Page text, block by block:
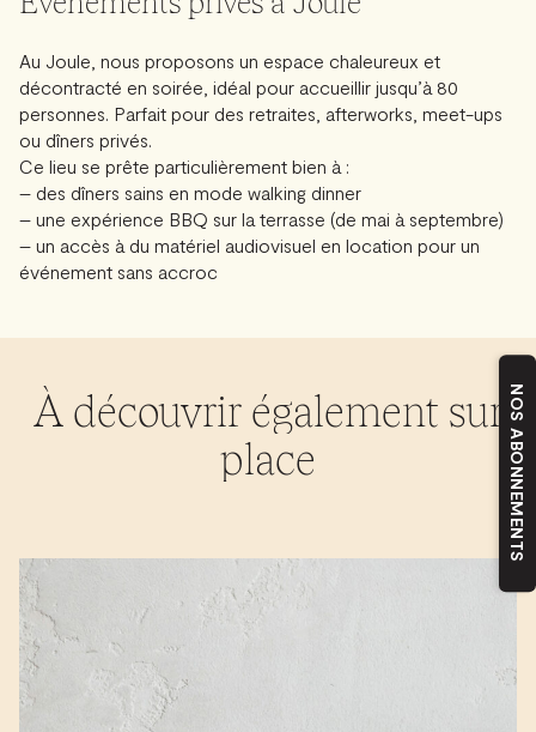
Au Joule, nous proposons un espace chaleureux et
décontracté en soirée, idéal pour accueillir jusqu’à 80
personnes. Parfait pour des retraites, afterworks, meet-ups
ou dîners privés.
Ce lieu se prête particulièrement bien à :
– des dîners sains en mode walking dinner
– une expérience BBQ sur la terrasse (de mai à septembre)
– un accès à du matériel audiovisuel en location pour un
événement sans accroc
À découvrir également sur
place
NOS ABONNEMENTS